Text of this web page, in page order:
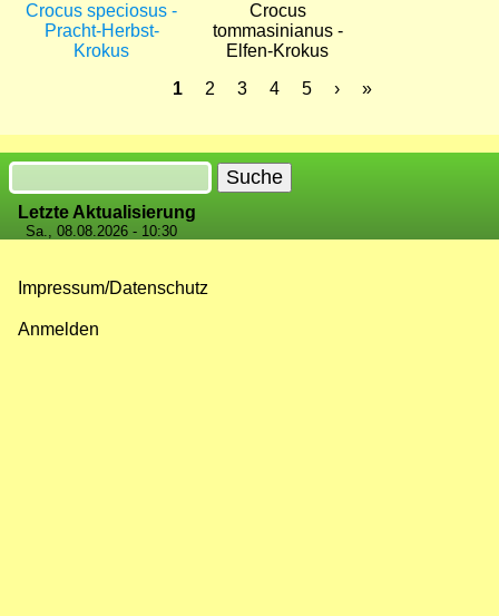
Crocus speciosus -
Pracht-Herbst-
Krokus
Crocus
tommasinianus -
Elfen-Krokus
Aktuelle
1 Seite
2 Seite
3 Seite
4 Seite
5
Nächste
›
Letzte
»
Suche
Letzte Aktualisierung
Sa., 08.08.2026 - 10:30
Impressum/Datenschutz
Anmelden